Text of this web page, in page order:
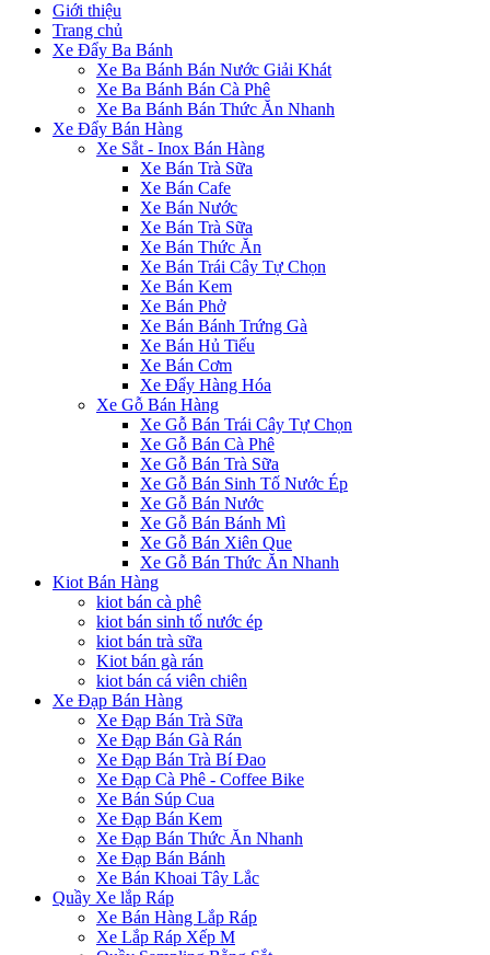
Giới thiệu
Trang chủ
Xe Đẩy Ba Bánh
Xe Ba Bánh Bán Nước Giải Khát
Xe Ba Bánh Bán Cà Phê
Xe Ba Bánh Bán Thức Ăn Nhanh
Xe Đẩy Bán Hàng
Xe Sắt - Inox Bán Hàng
Xe Bán Trà Sữa
Xe Bán Cafe
Xe Bán Nước
Xe Bán Trà Sữa
Xe Bán Thức Ăn
Xe Bán Trái Cây Tự Chọn
Xe Bán Kem
Xe Bán Phở
Xe Bán Bánh Trứng Gà
Xe Bán Hủ Tiếu
Xe Bán Cơm
Xe Đẩy Hàng Hóa
Xe Gỗ Bán Hàng
Xe Gỗ Bán Trái Cây Tự Chọn
Xe Gỗ Bán Cà Phê
Xe Gỗ Bán Trà Sữa
Xe Gỗ Bán Sinh Tố Nước Ép
Xe Gỗ Bán Nước
Xe Gỗ Bán Bánh Mì
Xe Gỗ Bán Xiên Que
Xe Gỗ Bán Thức Ăn Nhanh
Kiot Bán Hàng
kiot bán cà phê
kiot bán sinh tố nước ép
kiot bán trà sữa
Kiot bán gà rán
kiot bán cá viên chiên
Xe Đạp Bán Hàng
Xe Đạp Bán Trà Sữa
Xe Đạp Bán Gà Rán
Xe Đạp Bán Trà Bí Đao
Xe Đạp Cà Phê - Coffee Bike
Xe Bán Súp Cua
Xe Đạp Bán Kem
Xe Đạp Bán Thức Ăn Nhanh
Xe Đạp Bán Bánh
Xe Bán Khoai Tây Lắc
Quầy Xe lắp Ráp
Xe Bán Hàng Lắp Ráp
Xe Lắp Ráp Xếp M